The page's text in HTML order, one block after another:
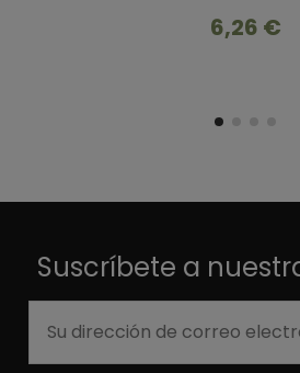
6,26 €
Suscríbete a